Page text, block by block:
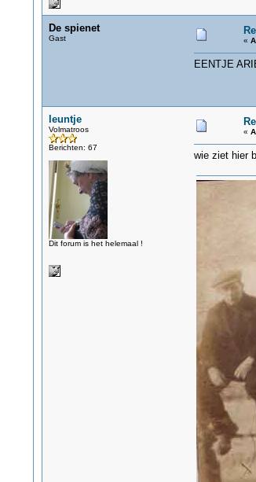
De spienet
Gast «
EENTJE
leuntje
Volmatroos
Berichten: 67
Dit forum is het helemaal !
«
wie ziet hier